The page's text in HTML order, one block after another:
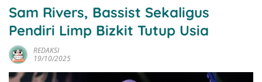
Sam Rivers, Bassist Sekaligus
Pendiri Limp Bizkit Tutup Usia
REDAKSI
19/10/2025